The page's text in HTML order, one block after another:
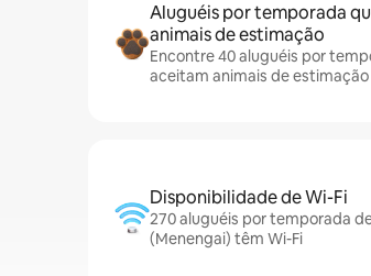
Aluguéis por temporada
animais de estimação
Encontre 40 aluguéis por
aceitam animais de estimação
Disponibilidade de Wi-Fi
270 aluguéis por temporada
(Menengai) têm Wi-Fi